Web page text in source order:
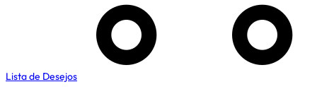
Lista de Desejos